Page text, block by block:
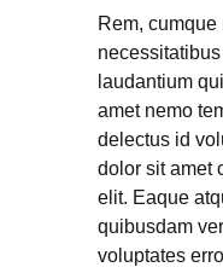
Rem,
laudantium
amet nemo
delectus id
dolor sit amet
elit. Eaque
quibusdam
voluptates